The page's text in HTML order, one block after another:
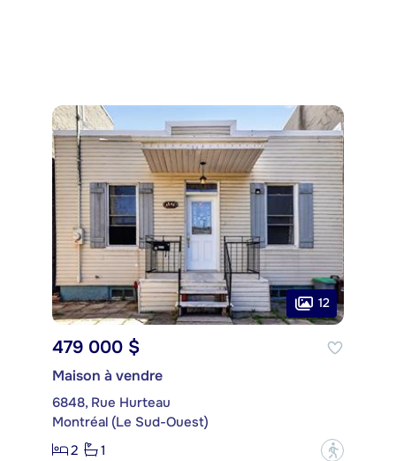
12
479 000 $
Maison à vendre
6848, Rue Hurteau
Montréal (Le Sud-Ouest)
2
1 ?